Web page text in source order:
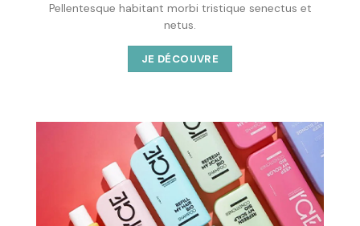
Pellentesque habitant morbi tristique senectus et
netus.
JE DÉCOUVRE